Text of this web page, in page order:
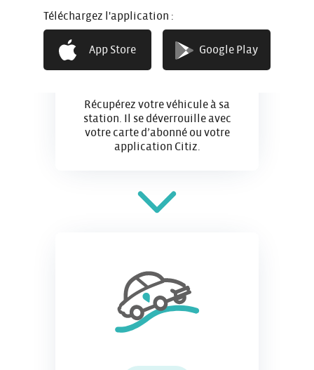
Téléchargez l'application :
App Store Google Play
J’accède
Récupérez votre véhicule à sa
station. Il se déverrouille avec
votre carte d’abonné ou votre
application Citiz.